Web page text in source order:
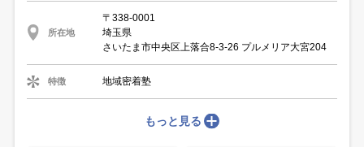
所在地
〒338-0001
埼玉県
さいたま市中央区上落合8-3-26 プルメリア大宮204
特徴 地域密着塾
もっと見る